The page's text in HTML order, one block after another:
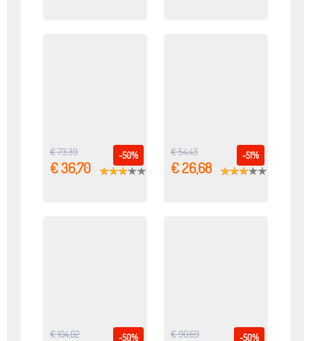
-50%
€ 73,39
€ 36,70
-51%
€ 54,43
€ 26,68
-50%
€ 104,02 -50%
€ 90,69